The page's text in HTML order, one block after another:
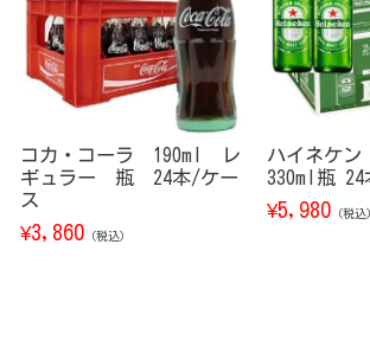
コカ・コーラ 190ml レ
ギュラー 瓶 24本/ケー
ス
¥3,860 （税込）
ハイネケン
330ml瓶 24
¥5,980 （税込